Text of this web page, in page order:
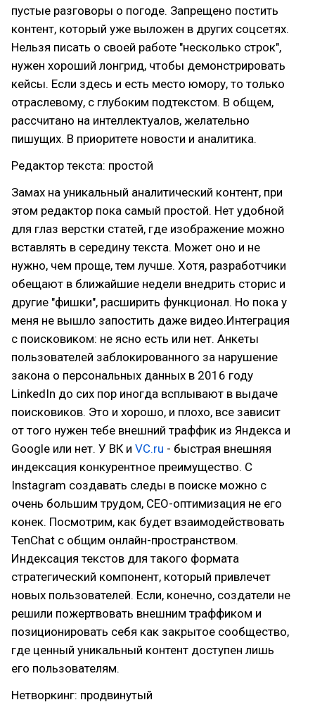
пустые разговоры о погоде. Запрещено постить
контент, который уже выложен в других соцсетях.
Нельзя писать о своей работе "несколько строк",
нужен хороший лонгрид, чтобы демонстрировать
кейсы. Если здесь и есть место юмору, то только
отраслевому, с глубоким подтекстом. В общем,
рассчитано на интеллектуалов, желательно
пишущих. В приоритете новости и аналитика.
Редактор текста: простой
Замах на уникальный аналитический контент, при
этом редактор пока самый простой. Нет удобной
для глаз верстки статей, где изображение можно
вставлять в середину текста. Может оно и не
нужно, чем проще, тем лучше. Хотя, разработчики
обещают в ближайшие недели внедрить сторис и
другие "фишки", расширить функционал. Но пока у
меня не вышло запостить даже видео.Интеграция
с поисковиком: не ясно есть или нет. Анкеты
пользователей заблокированного за нарушение
закона о персональных данных в 2016 году
LinkedIn до сих пор иногда всплывают в выдаче
поисковиков. Это и хорошо, и плохо, все зависит
от того нужен тебе внешний траффик из Яндекса и
Google или нет. У ВК и VC.ru - быстрая внешняя
индексация конкурентное преимущество. C
Instagram создавать следы в поиске можно с
очень большим трудом, СЕО-оптимизация не его
конек. Посмотрим, как будет взаимодействовать
TenChat с общим онлайн-пространством.
Индексация текстов для такого формата
стратегический компонент, который привлечет
новых пользователей. Если, конечно, создатели не
решили пожертвовать внешним траффиком и
позиционировать себя как закрытое сообщество,
где ценный уникальный контент доступен лишь
его пользователям.
Нетворкинг: продвинутый